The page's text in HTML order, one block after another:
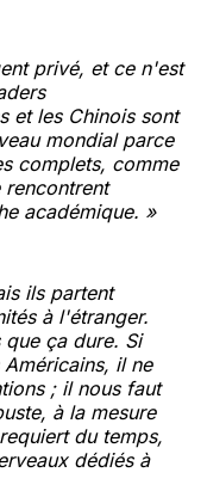
privé, et ce n'est
et les Chinois sont
mondial parce
complets, comme
rencontrent
académique. »
ils partent
à l'étranger.
ça dure. Si
il ne
; il nous faut
à la mesure
du temps,
dédiés à